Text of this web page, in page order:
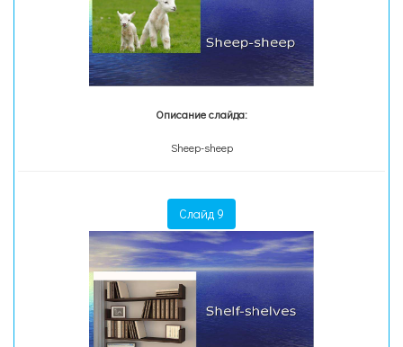
Описание слайда:
Sheep-sheep
Слайд 9